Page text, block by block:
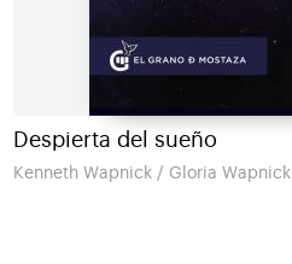
Despierta del sueño
Kenneth Wapnick / Gloria Wapnick